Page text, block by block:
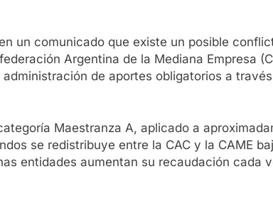
un comunicado que existe un posible
Argentina de la Mediana Empresa
de aportes obligatorios a
Maestranza A, aplicado a
se redistribuye entre la CAC y la CAME
entidades aumentan su recaudación cada